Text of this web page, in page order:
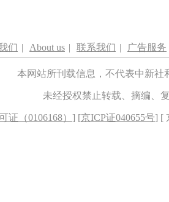
们 | About us | 联系我们 | 广告服务
本网站所刊载信息，不代表中新
未经授权禁止转载、摘编、
证（0106168） ] [京ICP证040655号] [